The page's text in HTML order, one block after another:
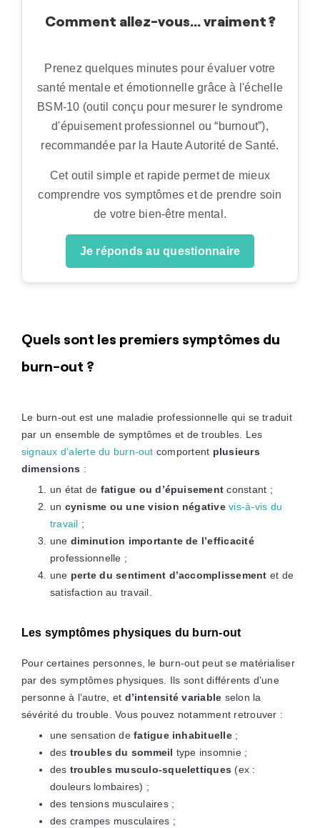
Comment allez-vous… vraiment ?
Prenez quelques minutes pour évaluer votre
santé mentale et émotionnelle grâce à l'échelle
BSM-10 (outil conçu pour mesurer le syndrome
d'épuisement professionnel ou “burnout”),
recommandée par la Haute Autorité de Santé.
Cet outil simple et rapide permet de mieux
comprendre vos symptômes et de prendre soin
de votre bien-être mental.
Je réponds au questionnaire
Quels sont les premiers symptômes du
burn-out ?
Le burn-out est une maladie professionnelle qui se traduit
par un ensemble de symptômes et de troubles. Les
signaux d’alerte du burn-out comportent plusieurs
dimensions :
un état de fatigue ou d’épuisement constant ;
un cynisme ou une vision négative vis-à-vis du
travail ;
une diminution importante de l’efficacité
professionnelle ;
une perte du sentiment d’accomplissement et de
satisfaction au travail.
Les symptômes physiques du burn-out
Pour certaines personnes, le burn-out peut se matérialiser
par des symptômes physiques. Ils sont différents d’une
personne à l’autre, et d’intensité variable selon la
sévérité du trouble. Vous pouvez notamment retrouver :
une sensation defatigue inhabituelle;
des troubles du sommeil type insomnie ;
des troubles musculo-squelettiques (ex :
douleurs lombaires) ;
des tensions musculaires ;
des crampes musculaires ;